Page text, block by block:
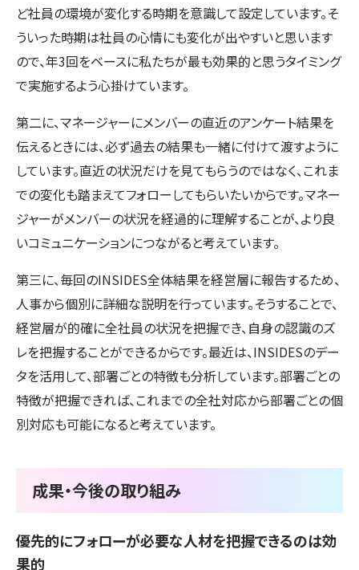
ど社員の環境が変化する時期を意識して設定しています。そ
ういった時期は社員の心情にも変化が出やすいと思います
ので、年3回をベースに私たちが最も効果的と思うタイミング
で実施するよう心掛けています。
第二に、マネージャーにメンバーの直近のアンケート結果を
伝えるときには、必ず過去の結果も一緒に付けて渡すように
しています。直近の状況だけを見てもらうのではなく、これま
での変化も踏まえてフォローしてもらいたいからです。マネー
ジャーがメンバーの状況を経過的に理解することが、より良
いコミュニケーションにつながると考えています。
第三に、毎回のINSIDES全体結果を経営層に報告するため、
人事から個別に詳細な説明を行っています。そうすることで、
経営層が的確に全社員の状況を把握でき、自身の認識のズ
レを把握することができるからです。最近は、INSIDESのデー
タを活用して、部署ごとの特徴も分析しています。部署ごとの
特徴が把握できれば、これまでの全社対応から部署ごとの個
別対応も可能になると考えています。
成果・今後の取り組み
優先的にフォローが必要な人材を把握できるのは効
果的